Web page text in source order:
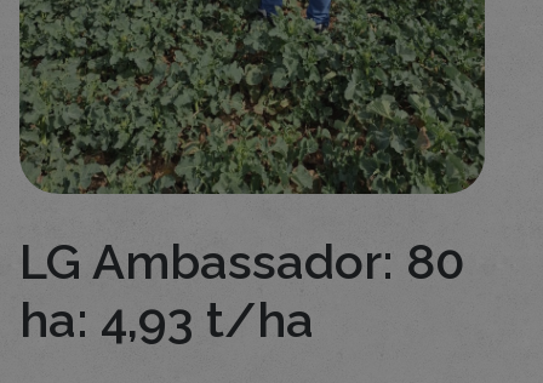
LG Ambassador: 80
ha: 4,93 t/ha